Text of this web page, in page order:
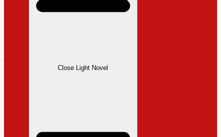
Close Light Novel